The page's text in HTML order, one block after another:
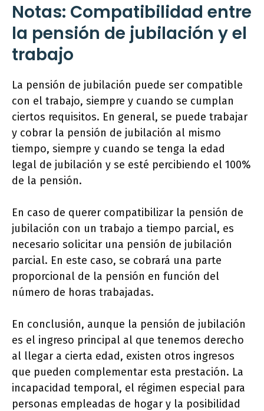
Notas: Compatibilidad entre
la pensión de jubilación y el
trabajo
La pensión de jubilación puede ser compatible
con el trabajo, siempre y cuando se cumplan
ciertos requisitos. En general, se puede trabajar
y cobrar la pensión de jubilación al mismo
tiempo, siempre y cuando se tenga la edad
legal de jubilación y se esté percibiendo el 100%
de la pensión.
En caso de querer compatibilizar la pensión de
jubilación con un trabajo a tiempo parcial, es
necesario solicitar una pensión de jubilación
parcial. En este caso, se cobrará una parte
proporcional de la pensión en función del
número de horas trabajadas.
En conclusión, aunque la pensión de jubilación
es el ingreso principal al que tenemos derecho
al llegar a cierta edad, existen otros ingresos
que pueden complementar esta prestación. La
incapacidad temporal, el régimen especial para
personas empleadas de hogar y la posibilidad